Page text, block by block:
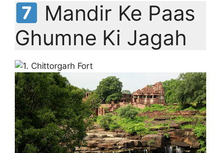
Mandir Ke Paas
Ghumne Ki Jagah